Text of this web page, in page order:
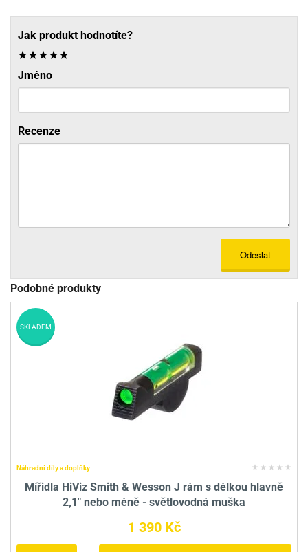
Jak produkt hodnotíte?
Jméno
Recenze
Odeslat
Podobné produkty
Náhradní díly a doplňky
Mířidla HiViz Smith & Wesson J rám s délkou hlavně
2,1" nebo méně - světlovodná muška
1 390 Kč
SKLADEM